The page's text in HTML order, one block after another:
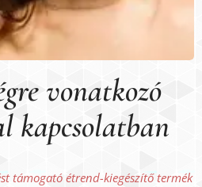
vonatkozó
kapcsolatban
támogató étrend-kiegészítő termék